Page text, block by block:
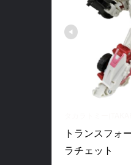
トランスフォ
ラチェット